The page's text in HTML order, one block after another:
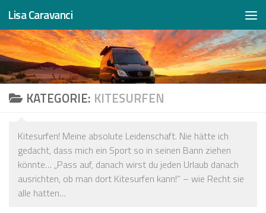
Zum Inhalt springen
Lisa Caravanci
KATEGORIE: KITESURFEN
Kitesurfen! Meine absolute Leidenschaft. Nie hätte ich
gedacht, dass mich ein Sport so in seinen Bann ziehen
könnte… „Pass auf, danach wirst du jeden Urlaub danach
ausrichten, ob man dort Kitesurfen kann!“ – wie Recht sie
alle hatten…